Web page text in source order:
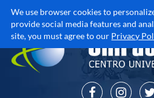
We use browser cookies to
provide social media features and
site, you must agree to our Privacy